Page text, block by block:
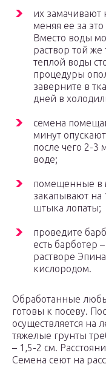
их замачивают
меняя ее за
Вместо воды
раствор той
теплой воды
процедуры
заверните в
дней в
семена
минут
после чего 2-3
воде;
помещенные в
закапывают на
штыка лопаты;
проведите
есть барботер
растворе
кислородом.
Обработанные
готовы к посеву.
осуществляется на
тяжелые грунты
– 1,5-2 см.
Семена сеют на